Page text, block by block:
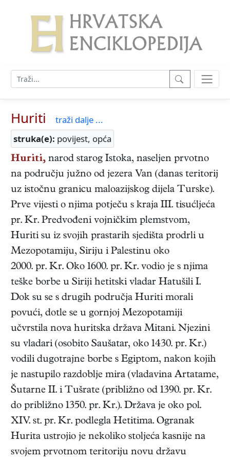
Huriti
traži dalje ...
struka(e): povijest, opća
Huriti, narod starog Istoka, naseljen prvotno
na području južno od jezera Van (danas teritorij
uz istočnu granicu maloazijskog dijela Turske).
Prve vijesti o njima potječu s kraja III. tisućljeća
pr. Kr. Predvođeni vojničkim plemstvom,
Huriti su iz svojih prastarih sjedišta prodrli u
Mezopotamiju, Siriju i Palestinu oko
2000. pr. Kr. Oko 1600. pr. Kr. vodio je s njima
teške borbe u Siriji hetitski vladar Hatušili I.
Dok su se s drugih područja Huriti morali
povući, dotle se u gornjoj Mezopotamiji
učvrstila nova huritska država Mitani. Njezini
su vladari (osobito Saušatar, oko 1430. pr. Kr.)
vodili dugotrajne borbe s Egiptom, nakon kojih
je nastupilo razdoblje mira (vladavina Artatame,
Šutarne II. i Tušrate (približno od 1390. pr. Kr.
do približno 1350. pr. Kr.). Država je oko pol.
XIV. st. pr. Kr. podlegla Hetitima. Ogranak
Hurita ustrojio je nekoliko stoljeća kasnije na
svojem prvotnom teritoriju novu državu